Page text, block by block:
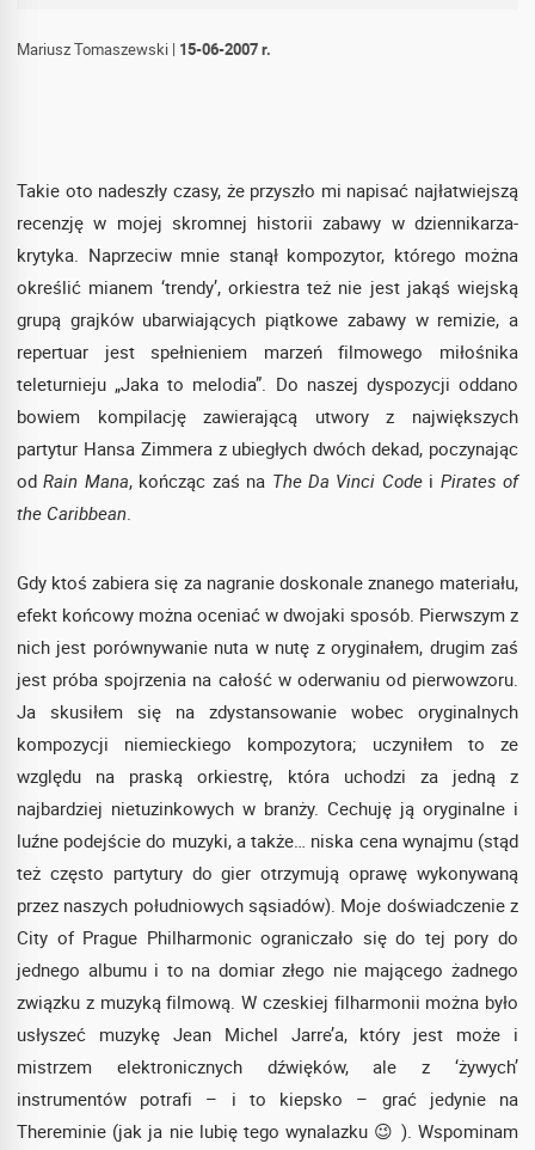
Mariusz Tomaszewski | 15-06-2007 r.
Takie oto nadeszły czasy, że przyszło mi napisać najłatwiejszą
recenzję w mojej skromnej historii zabawy w dziennikarza-
krytyka. Naprzeciw mnie stanął kompozytor, którego można
określić mianem ‘trendy’, orkiestra też nie jest jakąś wiejską
grupą grajków ubarwiających piątkowe zabawy w remizie, a
repertuar jest spełnieniem marzeń filmowego miłośnika
teleturnieju „Jaka to melodia”. Do naszej dyspozycji oddano
bowiem kompilację zawierającą utwory z największych
partytur Hansa Zimmera z ubiegłych dwóch dekad, poczynając
odRain Mana, kończąc zaś na The Da Vinci Codei Pirates of
the Caribbean.
Gdy ktoś zabiera się za nagranie doskonale znanego materiału,
efekt końcowy można oceniać w dwojaki sposób. Pierwszym z
nich jest porównywanie nuta w nutę z oryginałem, drugim zaś
jest próba spojrzenia na całość w oderwaniu od pierwowzoru.
Ja skusiłem się na zdystansowanie wobec oryginalnych
kompozycji niemieckiego kompozytora; uczyniłem to ze
względu na praską orkiestrę, która uchodzi za jedną z
najbardziej nietuzinkowych w branży. Cechuję ją oryginalne i
luźne podejście do muzyki, a także… niska cena wynajmu (stąd
też często partytury do gier otrzymują oprawę wykonywaną
przez naszych południowych sąsiadów). Moje doświadczenie z
City of Prague Philharmonic ograniczało się do tej pory do
jednego albumu i to na domiar złego nie mającego żadnego
związku z muzyką filmową. W czeskiej filharmonii można było
usłyszeć muzykę Jean Michel Jarre’a, który jest może i
mistrzem elektronicznych dźwięków, ale z ‘żywych’
instrumentów potrafi – i to kiepsko – grać jedynie na
Thereminie (jak ja nie lubię tego wynalazku 😉 ). Wspominam